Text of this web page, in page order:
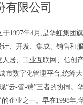
有限公司
1997年4月,是华虹集团
、开发、集成、销售和
居、工业互联网、信创
市数字化管理平台,统筹
“云-管-端”三者的协同
企业之一。早在1998年